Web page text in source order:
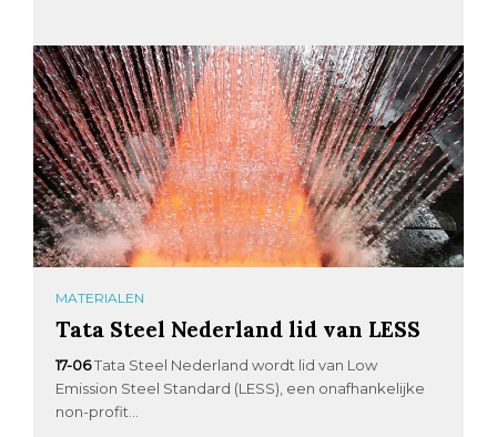
MATERIALEN
Tata Steel Nederland lid van LESS
17-06Tata Steel Nederland wordt lid van Low
Emission Steel Standard (LESS), een onafhankelijke
non-profit...